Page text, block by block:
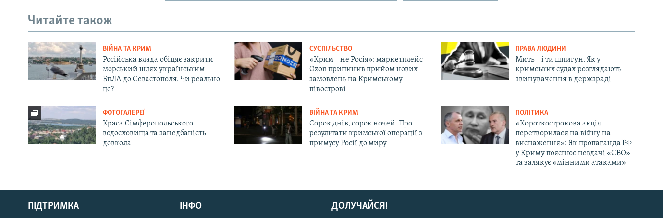
Русский
Qırımtatar
Читайте також
ВІЙНА ТА КРИМ
Російська влада обіцяє закрити
морський шлях українським
БпЛА до Севастополя. Чи реально
це?
СУСПІЛЬСТВО
«Крим – не Росія»: маркетплейс
Ozon припинив прийом нових
замовлень на Кримському
півострові
ПРАВА ЛЮДИНИ
Мить – і ти шпигун. Як у
кримських судах розглядають
звинувачення в держзраді
ФОТОГАЛЕРЕЇ
Краса Сімферопольського
водосховища та занедбаність
довкола
ВІЙНА ТА КРИМ
Сорок днів, сорок ночей. Про
результати кримської операції з
примусу Росії до миру
ПОЛІТИКА
«Короткострокова акція
перетворилася на війну на
виснаження»: Як пропаганда РФ
у Криму пояснює невдачі «СВО»
та залякує «мінними атаками»
ДОЛУЧАЙСЯ!
ПІДТРИМКА ІНФО